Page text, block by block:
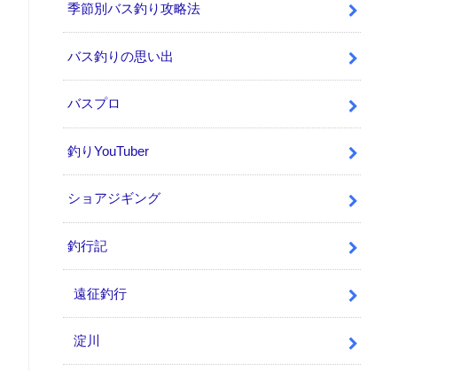
季節別バス釣り攻略法
バス釣りの思い出
バスプロ
釣りYouTuber
ショアジギング
釣行記
遠征釣行
淀川